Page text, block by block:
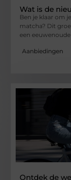
Wat is de
Ben je klaar om
matcha? Dit
een eeuwenoude
Aanbiedingen
Ontdek de